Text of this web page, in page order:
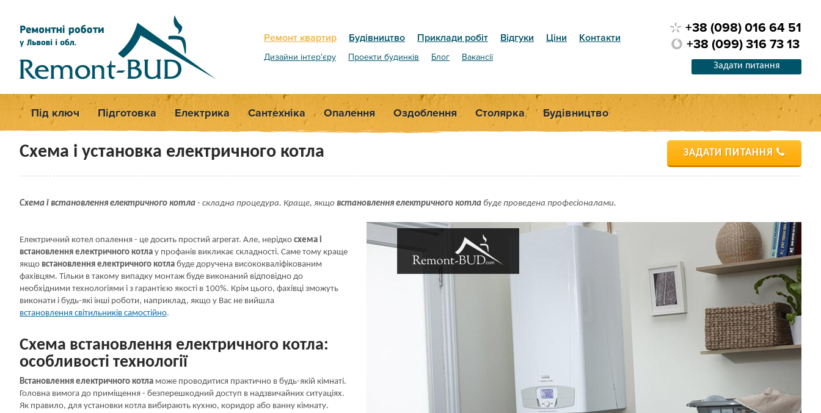
Ремонт квартир Будівництво Приклади робіт Відгуки Ціни Контакти
Дизайни інтер'єру Проекти будинків Блог Вакансії
+38 (098) 016 64 51
+38 (099) 316 73 13
Задати питання
Під ключ Підготовка Електрика Сантехніка Опалення Оздоблення Столярка Будівництво
Схема і установка електричного котла ЗАДАТИ ПИТАННЯ
Схема і встановлення електричного котла - складна процедура. Краще, якщо встановлення електричного котла буде проведена професіоналами.
Електричний котел опалення - це досить простий агрегат. Але, нерідко схема і
встановлення електричного котла у профанів викликає складності. Саме тому краще
якщо встановлення електричного котла буде доручена висококваліфікованим
фахівцям. Тільки в такому випадку монтаж буде виконаний відповідно до
необхідними технологіями і з гарантією якості в 100%. Крім цього, фахівці зможуть
виконати і будь-які інші роботи, наприклад, якщо у Вас не вийшла
встановлення світильників самостійно.
Схема встановлення електричного котла:
особливості технології
Встановлення електричного котла може проводитися практично в будь-якій кімнаті.
Головна вимога до приміщення - безперешкодний доступ в надзвичайних ситуаціях.
Як правило, для установки котла вибирають кухню, коридор або ванну кімнату.